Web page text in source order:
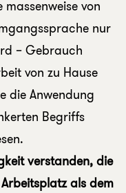
von
nur
– Gebrauch
von zu Hause
die Anwendung
Begriffs
verstanden, die
als dem